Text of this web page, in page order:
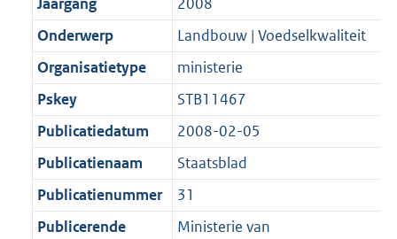
b K
b
Onderwerp
Landbouw | Voedselkwaliteit
Organisatietype
ministerie
Pskey
STB11467
Publicatiedatum
2008-02-05
Publicatienaam
Staatsblad
Publicatienummer
31
Publicerende
Ministerie van